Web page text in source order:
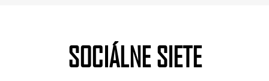
SOCIÁLNE SIETE